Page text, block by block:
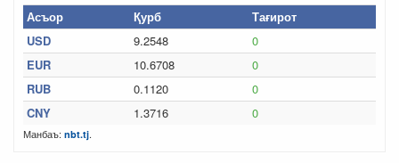
Асъор Қурб
Тағирот
USD
9.2548
0
EUR
10.6708
0
RUB
0.1120
0
CNY
1.3716 0
Манбаъ: nbt.tj.